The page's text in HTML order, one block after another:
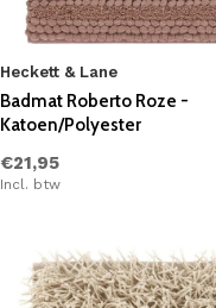
Heckett & Lane
Badmat Roberto Roze -
Katoen/Polyester
€21,95
Incl. btw